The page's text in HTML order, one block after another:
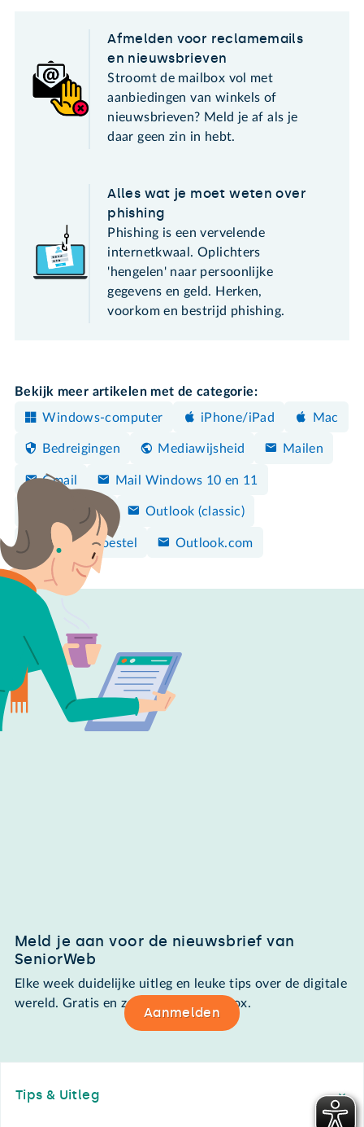
Afmelden voor reclamemails
en nieuwsbrieven
Stroomt de mailbox vol met
aanbiedingen van winkels of
nieuwsbrieven? Meld je af als je
daar geen zin in hebt.
Alles wat je moet weten over
phishing
Phishing is een vervelende
internetkwaal. Oplichters
'hengelen' naar persoonlijke
gegevens en geld. Herken,
voorkom en bestrijd phishing.
Bekijk meer artikelen met de categorie:
Windows-computer
iPhone/iPad Mac
Bedreigingen Mediawijsheid Mailen
Gmail Mail Windows 10 en 11
Apple Mail Outlook (classic)
Android-toestel Outlook.com
Meld je aan voor de nieuwsbrief van
SeniorWeb
Elke week duidelijke uitleg en leuke tips over de digitale
wereld. Gratis en zomaar in de mailbox.
Aanmelden
Tips & Uitleg